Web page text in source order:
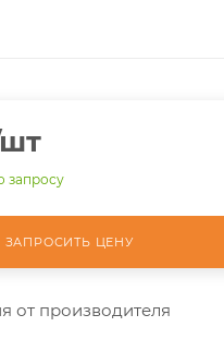
запросу
ЗАПРОСИТЬ ЦЕНУ
от производителя